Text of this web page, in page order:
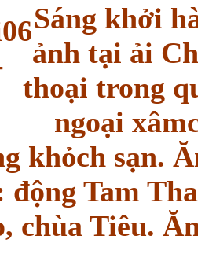
Sáng khởi
ảnh tại ải
thoại trong
ngoại
khỏch sạn.
động Tam
chùa Tiêu.